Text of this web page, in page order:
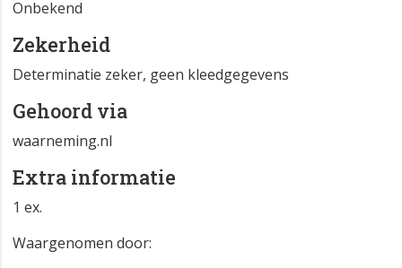
Onbekend
Zekerheid
Determinatie zeker, geen kleedgegevens
Gehoord via
waarneming.nl
Extra informatie
1 ex.
Waargenomen door: